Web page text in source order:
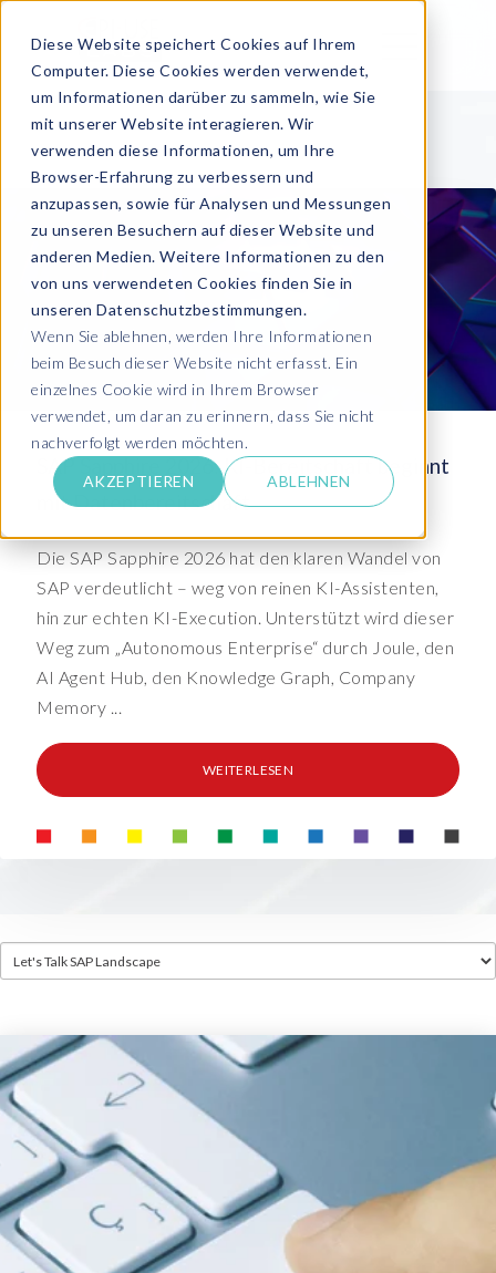
Diese Website speichert Cookies auf Ihrem
Computer. Diese Cookies werden verwendet,
um Informationen darüber zu sammeln, wie Sie
mit unserer Website interagieren. Wir
verwenden diese Informationen, um Ihre
Browser-Erfahrung zu verbessern und
anzupassen, sowie für Analysen und Messungen
zu unseren Besuchern auf dieser Website und
anderen Medien. Weitere Informationen zu den
von uns verwendeten Cookies finden Sie in
unseren Datenschutzbestimmungen.
Wenn Sie ablehnen, werden Ihre Informationen
beim Besuch dieser Website nicht erfasst. Ein
einzelnes Cookie wird in Ihrem Browser
verwendet, um daran zu erinnern, dass Sie nicht
nachverfolgt werden möchten.
AKZEPTIEREN ABLEHNEN
SAP Sapphire 2026: KI-Bereitschaft beginnt
mit Datenbereitschaft
Die SAP Sapphire 2026 hat den klaren Wandel von
SAP verdeutlicht – weg von reinen KI-Assistenten,
hin zur echten KI-Execution. Unterstützt wird dieser
Weg zum „Autonomous Enterprise“ durch Joule, den
AI Agent Hub, den Knowledge Graph, Company
Memory ...
WEITERLESEN